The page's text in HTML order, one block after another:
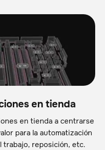
en tienda
en tienda a centrarse
para la automatización
reposición, etc.